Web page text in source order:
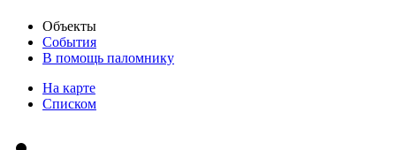
Объекты
События
В помощь паломнику
На карте
Списком